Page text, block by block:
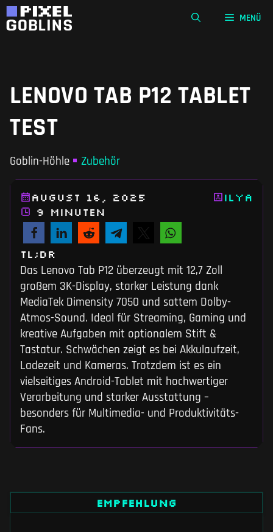
Zum
Inhalt
MENÜ
LENOVO TAB P12 TABLET
TEST
Goblin-Höhle Zubehör
TL;DR
Das Lenovo Tab P12 überzeugt mit 12,7 Zoll
großem 3K-Display, starker Leistung dank
MediaTek Dimensity 7050 und sattem Dolby-
Atmos-Sound. Ideal für Streaming, Gaming und
kreative Aufgaben mit optionalem Stift &
Tastatur. Schwächen zeigt es bei Akkulaufzeit,
Ladezeit und Kameras. Trotzdem ist es ein
vielseitiges Android-Tablet mit hochwertiger
Verarbeitung und starker Ausstattung –
besonders für Multimedia- und Produktivitäts-
Fans.
August 16, 2025
Ilya
9 Minuten
EMPFEHLUNG